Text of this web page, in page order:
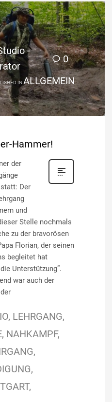
0
-
INALLGEMEIN,
Hammer!
der
statt: Der
und
Stelle nochmals
zu der bravorösen
Florian, der seinen
begleitet hat
Unterstützung”.
war auch der
LEHRGANG
NAHKAMPF